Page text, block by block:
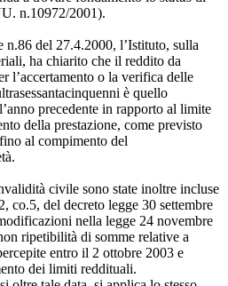
n.10972/2001).
del 27.4.2000, l’Istituto, sulla
ha chiarito che il reddito da
l’accertamento o la verifica delle
è quello
precedente in rapporto al limite
della prestazione, come previsto
al compimento del
civile sono state inoltre incluse
co.5, del decreto legge 30 settembre
nella legge 24 novembre
ripetibilità di somme relative a
entro il 2 ottobre 2003 e
dei limiti reddituali.